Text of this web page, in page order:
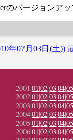
のバージョンア
年07月03日(土))
2001|01|02|03|04|05
2002|01|02|03|04|05
2003|01|02|03|04|05
2004|01|02|03|04|05
2005|01|02|03|04|05
2006|01|02|03|04|05